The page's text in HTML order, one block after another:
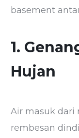
basement
1.
Hujan
Air masuk dari
rembesan